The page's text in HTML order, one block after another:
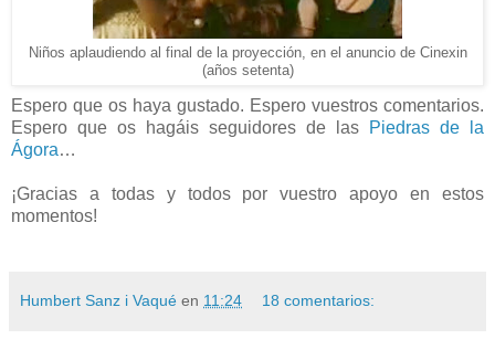
Niños aplaudiendo al final de la proyección, en el anuncio de Cinexin
(años setenta)
Espero que os haya gustado. Espero vuestros comentarios.
Espero que os hagáis seguidores de las
Piedras de la
Ágora…
¡Gracias a todas y todos por vuestro apoyo en estos
momentos!
Humbert Sanz i Vaqué en 11:24 18 comentarios: